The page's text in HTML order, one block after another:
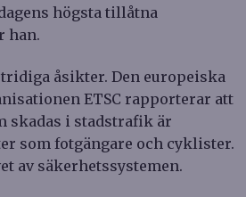
högsta tillåtna
han.
åsikter. Den europeiska
ETSC rapporterar att
skadas i stadstrafik är
som fotgängare och cyklister.
av säkerhetssystemen.